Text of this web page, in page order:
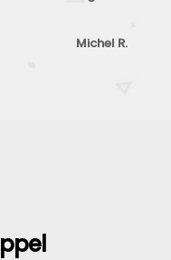
Michel R.